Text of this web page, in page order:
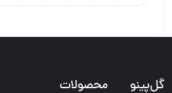
گل‌پینو
محصولات